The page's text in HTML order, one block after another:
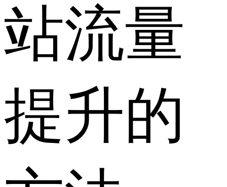
站流量
提升的